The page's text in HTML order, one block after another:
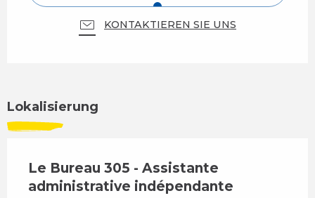
KONTAKTIEREN SIE UNS
Lokalisierung
Le Bureau 305 - Assistante
administrative indépendante